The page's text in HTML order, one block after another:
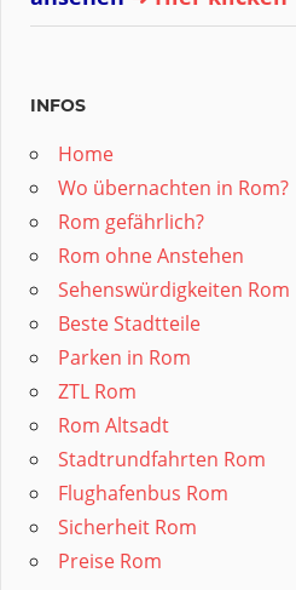
INFOS
Home
Wo übernachten in Rom?
Rom gefährlich?
Rom ohne Anstehen
Sehenswürdigkeiten Rom
Beste Stadtteile
Parken in Rom
ZTL Rom
Rom Altsadt
Stadtrundfahrten Rom
Flughafenbus Rom
Sicherheit Rom
Preise Rom